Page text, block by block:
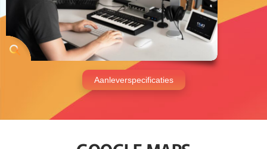
Aanleverspecificaties